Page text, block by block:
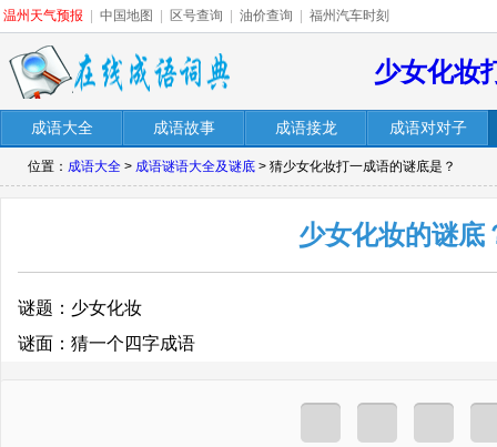
温州天气预报 中国地图 区号查询 油价查询 福州汽车时刻
少女化妆
成语大全 成语故事 成语接龙 成语对对子
位置： 成语大全 > 成语谜语大全及谜底 > 猜少女化妆打一成语的谜底是？
少女化妆的谜底
谜题：少女化妆
谜面：猜一个四字成语